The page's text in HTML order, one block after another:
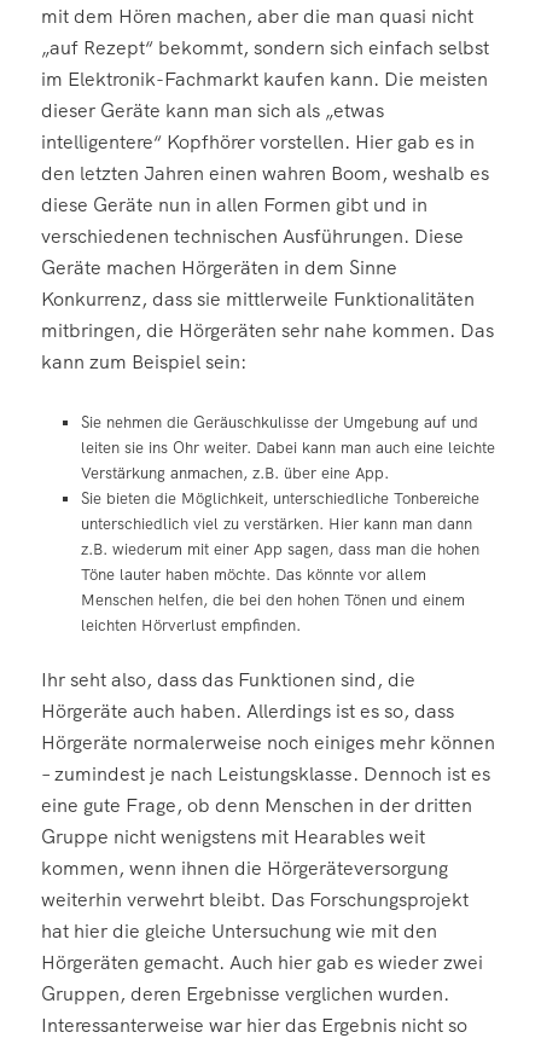
mit dem Hören machen, aber die man quasi nicht
„auf Rezept“ bekommt, sondern sich einfach selbst
im Elektronik-Fachmarkt kaufen kann. Die meisten
dieser Geräte kann man sich als „etwas
intelligentere“ Kopfhörer vorstellen. Hier gab es in
den letzten Jahren einen wahren Boom, weshalb es
diese Geräte nun in allen Formen gibt und in
verschiedenen technischen Ausführungen. Diese
Geräte machen Hörgeräten in dem Sinne
Konkurrenz, dass sie mittlerweile Funktionalitäten
mitbringen, die Hörgeräten sehr nahe kommen. Das
kann zum Beispiel sein:
Sie nehmen die Geräuschkulisse der Umgebung auf und
leiten sie ins Ohr weiter. Dabei kann man auch eine leichte
Verstärkung anmachen, z.B. über eine App.
Sie bieten die Möglichkeit, unterschiedliche Tonbereiche
unterschiedlich viel zu verstärken. Hier kann man dann
z.B. wiederum mit einer App sagen, dass man die hohen
Töne lauter haben möchte. Das könnte vor allem
Menschen helfen, die bei den hohen Tönen und einem
leichten Hörverlust empfinden.
Ihr seht also, dass das Funktionen sind, die
Hörgeräte auch haben. Allerdings ist es so, dass
Hörgeräte normalerweise noch einiges mehr können
– zumindest je nach Leistungsklasse. Dennoch ist es
eine gute Frage, ob denn Menschen in der dritten
Gruppe nicht wenigstens mit Hearables weit
kommen, wenn ihnen die Hörgeräteversorgung
weiterhin verwehrt bleibt. Das Forschungsprojekt
hat hier die gleiche Untersuchung wie mit den
Hörgeräten gemacht. Auch hier gab es wieder zwei
Gruppen, deren Ergebnisse verglichen wurden.
Interessanterweise war hier das Ergebnis nicht so